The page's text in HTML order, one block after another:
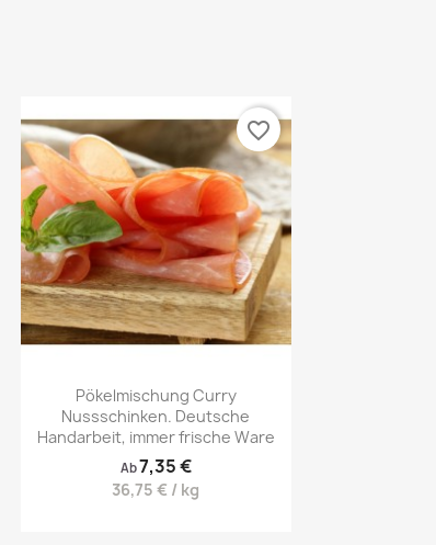
Vorschau
Pökelmischung Curry
Nussschinken. Deutsche
Handarbeit, immer frische Ware
Ab7,35 €
36,75 € / kg
favorite_border